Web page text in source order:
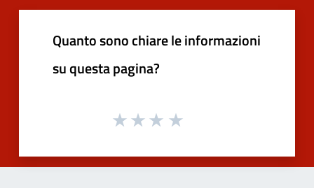
Quanto sono chiare le informazioni
su questa pagina?